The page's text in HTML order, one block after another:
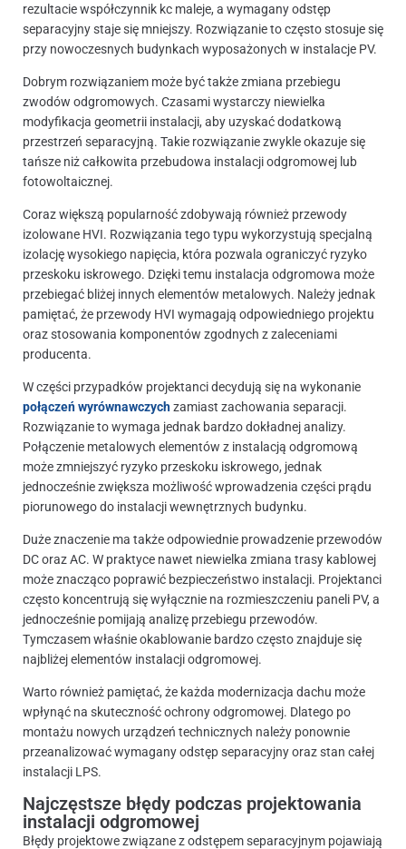
rezultacie współczynnik kc maleje, a wymagany odstęp
separacyjny staje się mniejszy. Rozwiązanie to często stosuje się
przy nowoczesnych budynkach wyposażonych w instalacje PV.
Dobrym rozwiązaniem może być także zmiana przebiegu
zwodów odgromowych. Czasami wystarczy niewielka
modyfikacja geometrii instalacji, aby uzyskać dodatkową
przestrzeń separacyjną. Takie rozwiązanie zwykle okazuje się
tańsze niż całkowita przebudowa instalacji odgromowej lub
fotowoltaicznej.
Coraz większą popularność zdobywają również przewody
izolowane HVI. Rozwiązania tego typu wykorzystują specjalną
izolację wysokiego napięcia, która pozwala ograniczyć ryzyko
przeskoku iskrowego. Dzięki temu instalacja odgromowa może
przebiegać bliżej innych elementów metalowych. Należy jednak
pamiętać, że przewody HVI wymagają odpowiedniego projektu
oraz stosowania komponentów zgodnych z zaleceniami
producenta.
W części przypadków projektanci decydują się na wykonanie
połączeń wyrównawczychzamiast zachowania separacji.
Rozwiązanie to wymaga jednak bardzo dokładnej analizy.
Połączenie metalowych elementów z instalacją odgromową
może zmniejszyć ryzyko przeskoku iskrowego, jednak
jednocześnie zwiększa możliwość wprowadzenia części prądu
piorunowego do instalacji wewnętrznych budynku.
Duże znaczenie ma także odpowiednie prowadzenie przewodów
DC oraz AC. W praktyce nawet niewielka zmiana trasy kablowej
może znacząco poprawić bezpieczeństwo instalacji. Projektanci
często koncentrują się wyłącznie na rozmieszczeniu paneli PV, a
jednocześnie pomijają analizę przebiegu przewodów.
Tymczasem właśnie okablowanie bardzo często znajduje się
najbliżej elementów instalacji odgromowej.
Warto również pamiętać, że każda modernizacja dachu może
wpłynąć na skuteczność ochrony odgromowej. Dlatego po
montażu nowych urządzeń technicznych należy ponownie
przeanalizować wymagany odstęp separacyjny oraz stan całej
instalacji LPS.
Najczęstsze błędy podczas projektowania
instalacji odgromowej
Błędy projektowe związane z odstępem separacyjnym pojawiają